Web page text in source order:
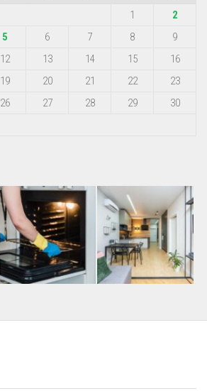
1
2
5 6 7 8
9
12 13 14 15
16
19 20 21 22
23
26 27 28 29
30